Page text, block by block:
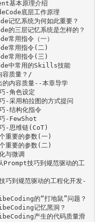
基本原理介绍
底层工作原理
忆系统为何如此重要？
三层记忆系统是怎样的？
用指令（一）
常用指令(二)
常用指令(三)
中常用的Skills技能
容质量？/
内容质量--本章导学
-角色设定
用柏拉图的方式提问
结构化指令
-FewShot
-思维链(CoT)
要的参数(一)
要的参数(二)
与微调
技巧到规范驱动的工
到规范驱动的工程化开发-
的“打地鼠”问题？
记忆黑洞？
产生的代码质量滑